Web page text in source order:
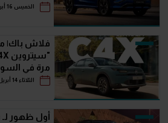
الخميس 16 أبريل 2026
فلاش باك|
مرة في
الثلاثاء 14 أبريل 2026
أول ظهور